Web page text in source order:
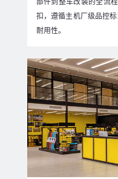
扣，遵循主机厂级品控
耐用性。